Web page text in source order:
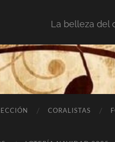
La belleza del
CORALISTAS